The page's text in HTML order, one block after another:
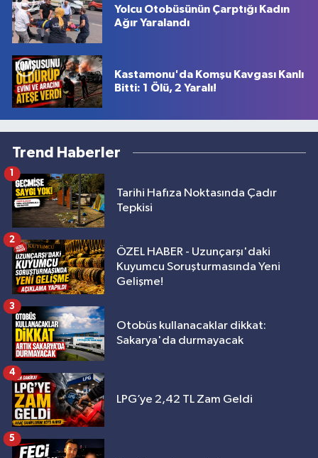
Yolcu Otobüsünün Çarptığı Kadın
Ağır Yaralandı
Kastamonu'da Komşu Kavgası Kanlı
Bitti: 1 Ölü, 2 Yaralı!
Trend Haberler
Tarihi Hafıza Noktasında Çadır
Tepkisi
1
ÖZEL HABER - Uzunçarşı'daki
Kuyumcu Soruşturmasında Yeni
Gelişme!
2
Otobüs kullanacaklar dikkat:
Sakarya'da durmayacak
3
LPG’ye 2,42 TL Zam Geldi
4
5